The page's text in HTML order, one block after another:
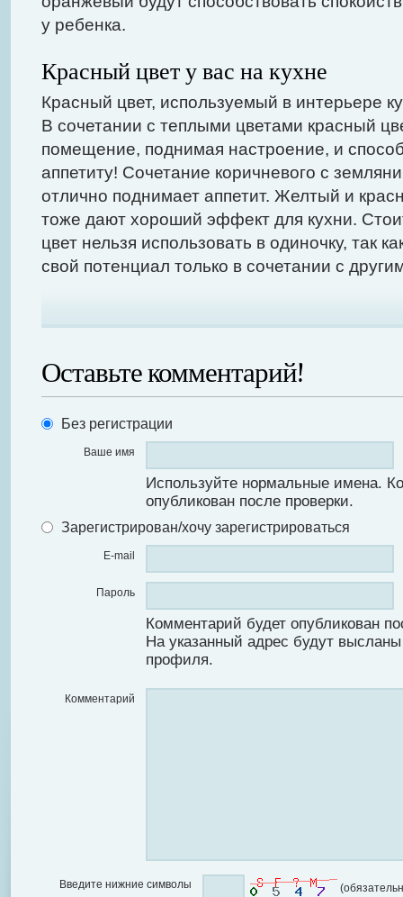
у ребенка.
Красный цвет у вас на кухне
Красный цвет, используемый в интерьере
В сочетании с теплыми цветами красный
помещение, поднимая настроение, и
аппетиту! Сочетание коричневого с
отлично поднимает аппетит. Желтый и
тоже дают хороший эффект для кухни.
цвет нельзя использовать в одиночку, так
свой потенциал только в сочетании с
Оставьте комментарий!
Без регистрации
Ваше имя
Используйте нормальные имена.
опубликован после проверки.
Зарегистрирован/хочу зарегистрироваться
E-mail
Пароль
Комментарий будет опубликован
На указанный адрес будут
профиля.
Комментарий
Введите нижние символы